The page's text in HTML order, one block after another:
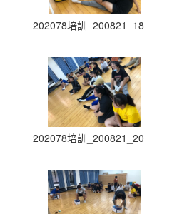
202078培訓_200821_18
202078培訓_200821_20